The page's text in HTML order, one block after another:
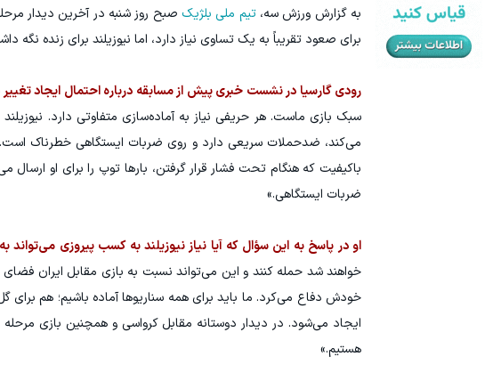
به گزارش ورزش سه،تیم ملی بلژیک
برای صعود تقریباً به یک تساوی نیاز دارد، اما نیوزیلند برای زنده نگه
رودی گارسیا در نشست خبری پیش از مسابقه درباره احتمال ایجاد
سبک بازی ماست. هر حریفی نیاز به آماده‌سازی متفاوتی دارد.
می‌کند، ضدحملات سریعی دارد و روی ضربات ایستگاهی خطرناک
باکیفیت که هنگام تحت فشار قرار گرفتن، بارها توپ را برای او
ضربات ایستگاهی.»
او در پاسخ به این سؤال که آیا نیاز نیوزیلند به کسب پیروزی
خواهند شد حمله کنند و این می‌تواند نسبت به بازی مقابل ایران فضای
خودش دفاع می‌کرد. ما باید برای همه سناریوها آماده باشیم؛ هم
ایجاد می‌شود. در دیدار دوستانه مقابل کرواسی و همچنین بازی
هستیم.»